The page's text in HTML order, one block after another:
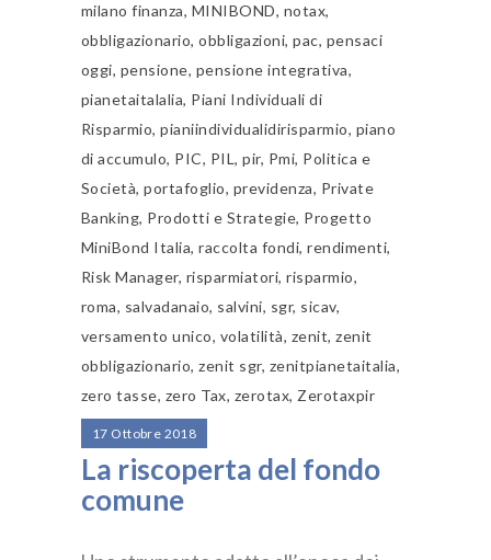
milano finanza, MINIBOND, notax,
obbligazionario,obbligazioni,pac, pensaci
oggi, pensione, pensione integrativa,
pianetaitalalia, Piani Individuali di
Risparmio,pianiindividualidirisparmio, piano
di accumulo, PIC, PIL,pir, Pmi, Politica e
Società,portafoglio, previdenza, Private
Banking, Prodotti e Strategie, Progetto
MiniBond Italia,raccolta fondi,rendimenti,
Risk Manager, risparmiatori,risparmio,
roma, salvadanaio, salvini, sgr, sicav,
versamento unico, volatilità, zenit,zenit
obbligazionario,zenit sgr, zenitpianetaitalia,
zero tasse, zero Tax, zerotax, Zerotaxpir
17 Ottobre 2018
La riscoperta del fondo
comune